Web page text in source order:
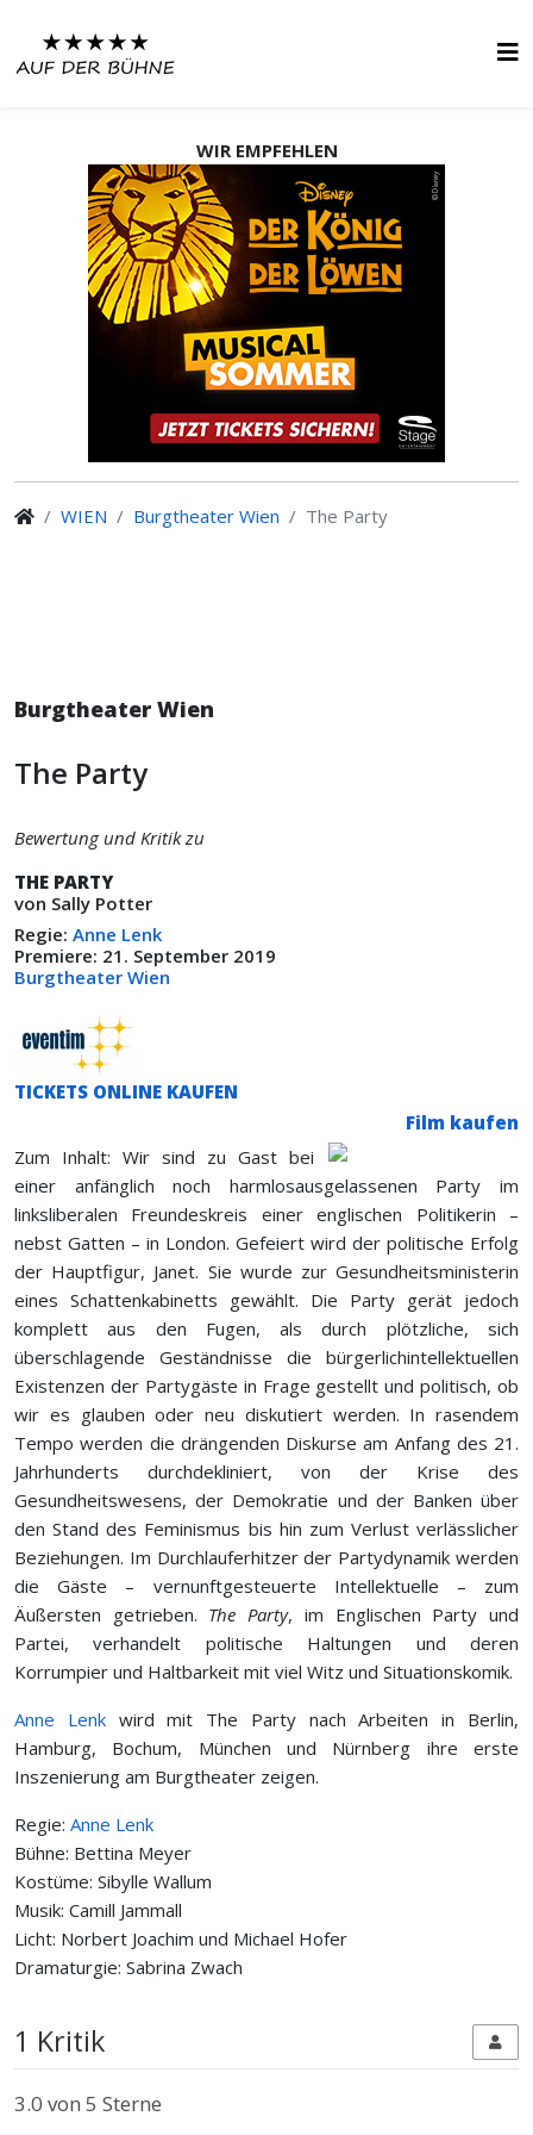
WIR EMPFEHLEN
WIEN Burgtheater Wien The Party
Burgtheater Wien
The Party
Bewertung und Kritik zu
THE PARTY
von Sally Potter
Regie: Anne Lenk
Premiere: 21. September 2019
Burgtheater Wien
TICKETS ONLINE KAUFEN
Film kaufen
Zum Inhalt: Wir sind zu Gast bei
einer anfänglich noch harmlos­ausgelassenen Party im
linksliberalen Freundeskreis einer englischen Politikerin –
nebst Gatten – in London. Gefeiert wird der politische Erfolg
der Hauptfigur, Janet. Sie wurde zur Gesundheitsministerin
eines Schattenkabinetts gewählt. Die Party gerät jedoch
komplett aus den Fugen, als durch plötzliche, sich
überschlagende Geständnisse die bürgerlich­intellektuellen
Existenzen der Partygäste in Frage gestellt und politisch, ob
wir es glauben oder neu diskutiert werden. In rasendem
Tempo werden die drängenden Diskurse am Anfang des 21.
Jahrhunderts durchdekliniert, von der Krise des
Gesundheitswesens, der Demokratie und der Banken über
den Stand des Feminismus bis hin zum Verlust verlässlicher
Beziehungen. Im Durchlauferhitzer der Partydynamik werden
die Gäste – vernunftgesteuerte Intellektuelle – zum
Äußersten getrieben. The Party, im Englischen Party und
Partei, verhandelt politische Haltungen und deren
Korrumpier­ und Haltbarkeit mit viel Witz und Situationskomik.
Anne Lenkwird mit The Party nach Arbeiten in Berlin,
Hamburg, Bochum, München und Nürnberg ihre erste
Inszenierung am Burgtheater zeigen.
Regie: Anne Lenk
Bühne: Bettina Meyer
Kostüme: Sibylle Wallum
Musik: Camill Jammall
Licht: Norbert Joachim und Michael Hofer
Dramaturgie: Sabrina Zwach
1 Kritik
3.0 von 5 Sterne